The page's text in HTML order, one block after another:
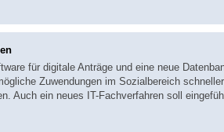
für digitale Anträge und eine neue
Zuwendungen im Sozialbereich
Auch ein neues IT-Fachverfahren soll